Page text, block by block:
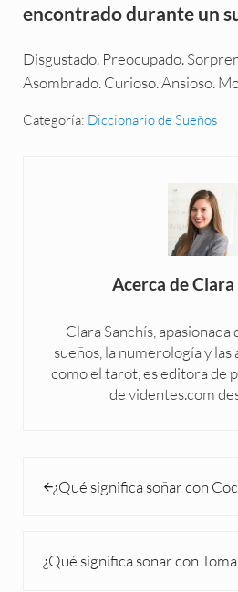
encontrado durante un
Disgustado. Preocupado.
Asombrado. Curioso. Ansioso.
Categoría: Diccionario de Sueños
Acerca deClara
Clara Sanchís,
sueños, la numerología y
como el tarot, es editora de
de videntes.com
¿Qué significa soñar con
¿Qué significa soñar con